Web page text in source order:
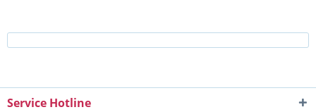
Service Hotline